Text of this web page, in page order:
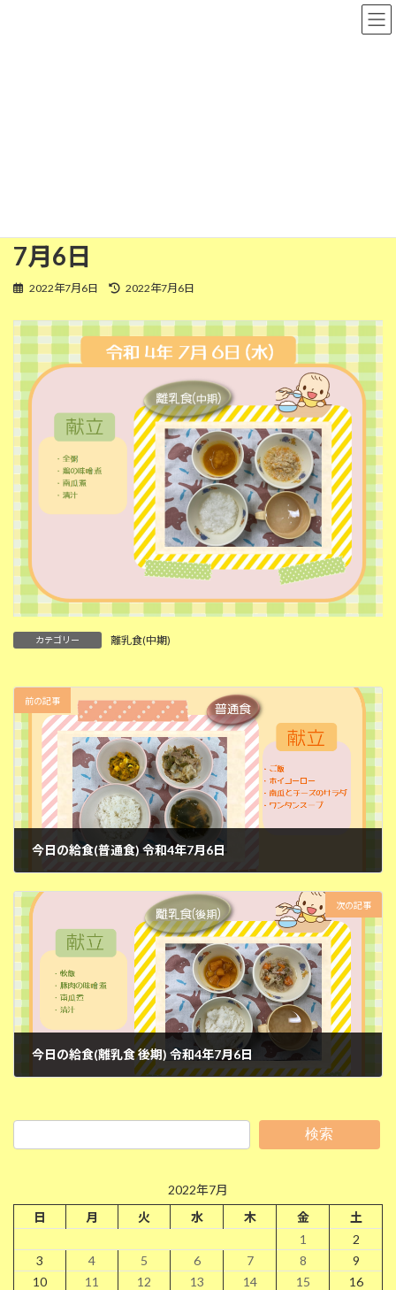
7月6日
2022年7月6日
最
更
新
日
時
2022年7月6日
カテゴリー 離乳食(中期)
前の記事
今日の給食(普通食) 令和4年7月6日
次の記事
今日の給食(離乳食 後期) 令和4年7月6日
検索
2022年7月
日
月 火 水 木 金
土
1
2
3
4 5 6 7 8
9
10
11 12 13 14 15
16